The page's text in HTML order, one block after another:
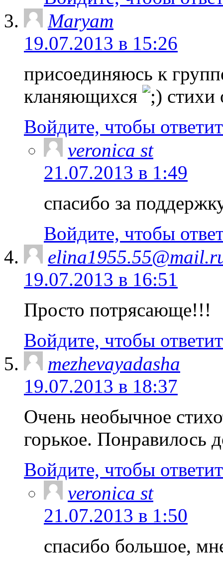
Maryam
19.07.2013 в 15:26
присоединяюсь к
кланяющихся
стихи
Войдите, чтобы
veronica st
21.07.2013 в 1:49
спасибо за
Войдите, чтобы
19.07.2013 в 16:51
Просто потрясающе!!!
Войдите, чтобы
mezhevayadasha
19.07.2013 в 18:37
Очень необычное
горькое. Понравилось
Войдите, чтобы
veronica st
21.07.2013 в 1:50
спасибо большое,